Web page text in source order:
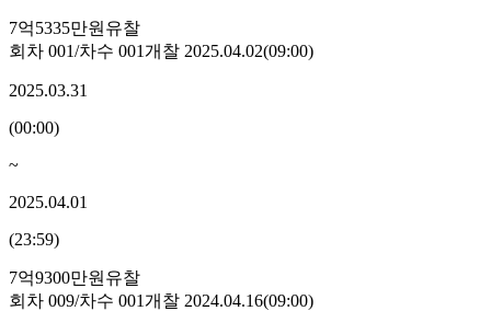
7억5335만원 유찰
회차 001/차수 001개찰 2025.04.02(09:00)
2025.03.31
(00:00)
~
2025.04.01
(23:59)
7억9300만원 유찰
회차 009/차수 001개찰 2024.04.16(09:00)